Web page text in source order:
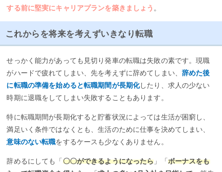
する前に堅実にキャリアプランを築きましょう 。
これからを将来を考えずいきなり転職
せっかく能力があっても見切り発車の転職は失敗の素です。現職
がハードで疲れてしまい、先を考えずに辞めてしまい、辞めた後
に転職の準備を始めると転職期間が長期化したり、求人の少ない
時期に退職をしてしまい失敗することもあります。
特に転職期間が長期化すると貯蓄状況によっては生活が困窮し、
満足いく条件ではなくとも、生活のために仕事を決めてしまい、
意味のない転職をするケースも少なくありません。
辞めるにしても「 〇〇ができるようになったら 」「 ボーナスをも